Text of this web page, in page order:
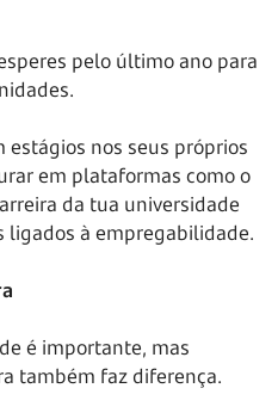
pelo último ano para
nos seus próprios
em plataformas como o
da tua universidade
ligados à empregabilidade.
é importante, mas
também faz diferença.